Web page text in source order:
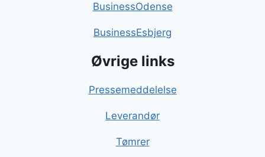
BusinessOdense
BusinessEsbjerg
Øvrige links
Pressemeddelelse
Leverandør
Tømrer